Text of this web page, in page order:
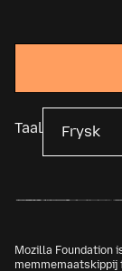
Taal
Mozilla Foundation
memmemaatskippij